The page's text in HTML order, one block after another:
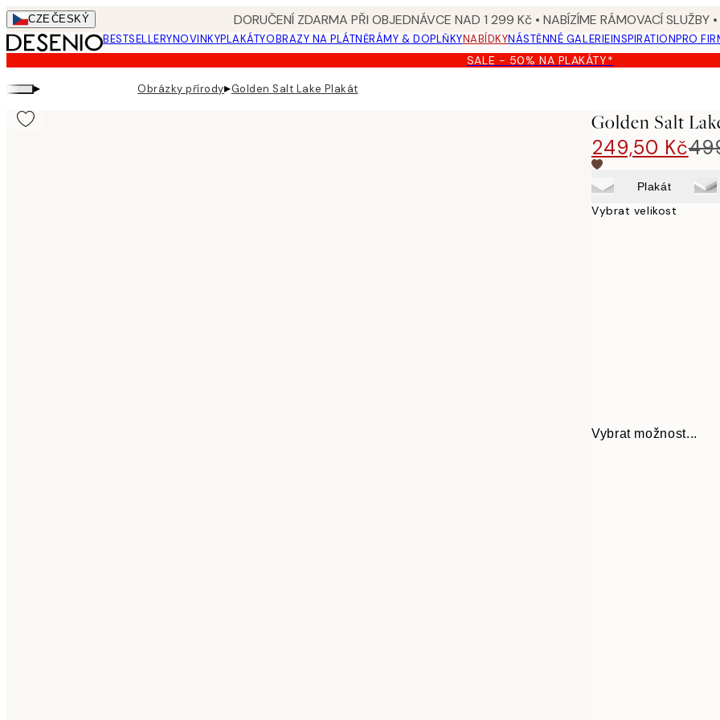
Skip
to
main
content.
CZEČESKÝ DORUČENÍ ZDARMA PŘI OBJEDNÁVCE NAD 1 299 Kč • NABÍZÍME RÁMOVACÍ SLUŽBY
BESTSELLERYNOVINKYPLAKÁTYOBRAZY NA PLÁTNĚRÁMY & DOPLŇKYNABÍDKYNÁSTĚNNÉ GALERIEINSPIRATIONPRO
SALE - 50% NA PLAKÁTY*
▸ Obrázky přírody▸Golden Salt Lake Plakát
Golden Salt
249,50 Kč
Plakát
Vybrat velikost
Vybrat možnost...